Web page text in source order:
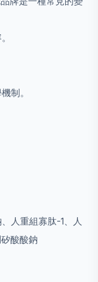
制。
人重組寡肽-1、人
酸酸鈉